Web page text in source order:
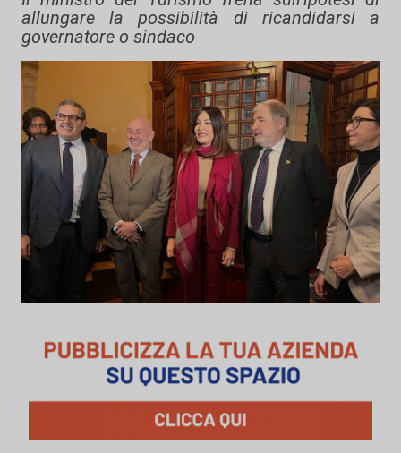
allungare la possibilità di ricandidarsi a
governatore o sindaco